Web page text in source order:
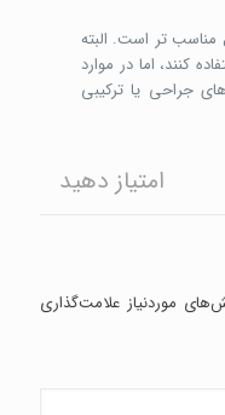
معمولاً برای افراد ۳۰ تا ۵۵ سال مناسب تر است. البته
استفاده کنند، اما در موارد
جراحی یا ترکیبی
امتیاز دهید
موردنیاز علامت‌گذاری